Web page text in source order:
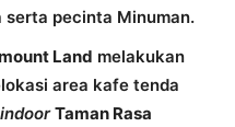
pecinta Minuman.
Land melakukan
area kafe tenda
Taman Rasa